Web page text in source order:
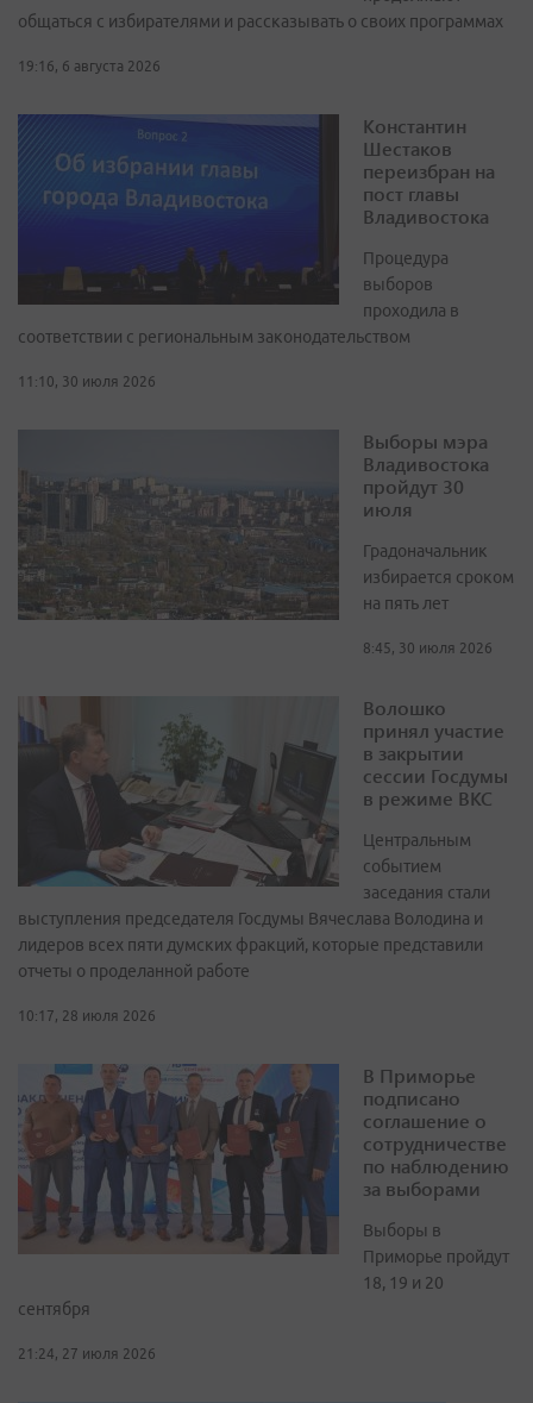
общаться с избирателями и рассказывать о своих программах
19:16, 6 августа 2026
Константин
Шестаков
переизбран на
пост главы
Владивостока
Процедура
выборов
проходила в
соответствии с региональным законодательством
11:10, 30 июля 2026
Выборы мэра
Владивостока
пройдут 30
июля
Градоначальник
избирается сроком
на пять лет
8:45, 30 июля 2026
Волошко
принял участие
в закрытии
сессии Госдумы
в режиме ВКС
Центральным
событием
заседания стали
выступления председателя Госдумы Вячеслава Володина и
лидеров всех пяти думских фракций, которые представили
отчеты о проделанной работе
10:17, 28 июля 2026
В Приморье
подписано
соглашение о
сотрудничестве
по наблюдению
за выборами
Выборы в
Приморье пройдут
18, 19 и 20
сентября
21:24, 27 июля 2026